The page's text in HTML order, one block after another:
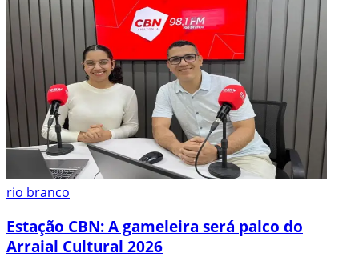
rio branco
Estação CBN: A gameleira será palco do
Arraial Cultural 2026